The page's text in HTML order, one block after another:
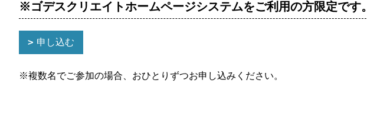
※ゴデスクリエイトホームページシステムをご利用の方限定です。
申し込む
※複数名でご参加の場合、おひとりずつお申し込みください。